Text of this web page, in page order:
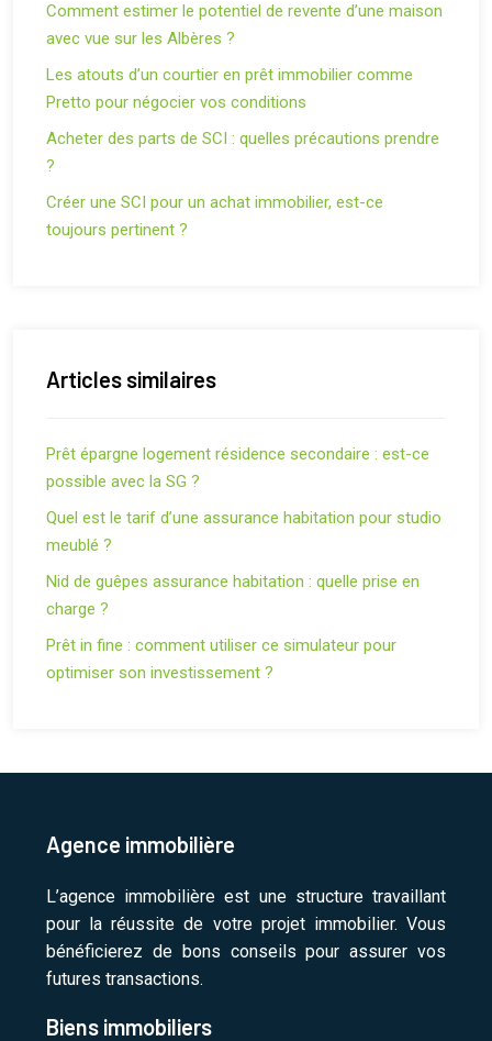
Comment estimer le potentiel de revente d’une maison
avec vue sur les Albères ?
Les atouts d’un courtier en prêt immobilier comme
Pretto pour négocier vos conditions
Acheter des parts de SCI : quelles précautions prendre
?
Créer une SCI pour un achat immobilier, est-ce
toujours pertinent ?
Articles similaires
Prêt épargne logement résidence secondaire : est-ce
possible avec la SG ?
Quel est le tarif d’une assurance habitation pour studio
meublé ?
Nid de guêpes assurance habitation : quelle prise en
charge ?
Prêt in fine : comment utiliser ce simulateur pour
optimiser son investissement ?
Agence immobilière
L’agence immobilière est une structure travaillant
pour la réussite de votre projet immobilier. Vous
bénéficierez de bons conseils pour assurer vos
futures transactions.
Biens immobiliers